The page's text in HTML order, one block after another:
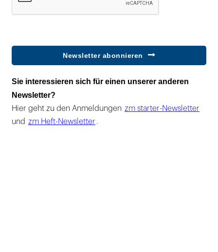
Newsletter abonnieren
Sie interessieren sich für einen unserer anderen
Newsletter?
Hier geht zu den Anmeldungen zm starter-Newsletter
und zm Heft-Newsletter .